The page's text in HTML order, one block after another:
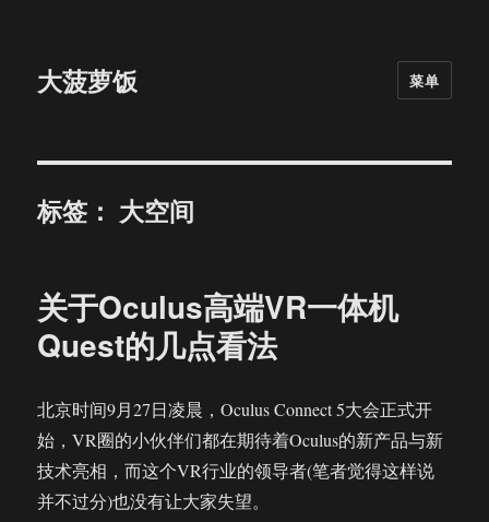
大菠萝饭 菜单
标签： 大空间
关于Oculus高端VR一体机
Quest的几点看法
北京时间9月27日凌晨，Oculus Connect 5大会正式开
始，VR圈的小伙伴们都在期待着Oculus的新产品与新
技术亮相，而这个VR行业的领导者(笔者觉得这样说
并不过分)也没有让大家失望。